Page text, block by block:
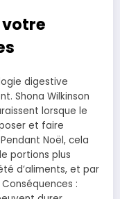
votre
digestive
Shona Wilkinson
lorsque le
et faire
Noël, cela
portions plus
d’aliments, et par
: